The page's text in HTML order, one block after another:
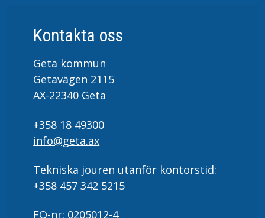
Kontakta oss
Geta kommun
Getavägen 2115
AX-22340 Geta
+358 18 49300
info@geta.ax
Tekniska jouren utanför kontorstid:
+358 457 342 5215
FO-nr: 0205012-4